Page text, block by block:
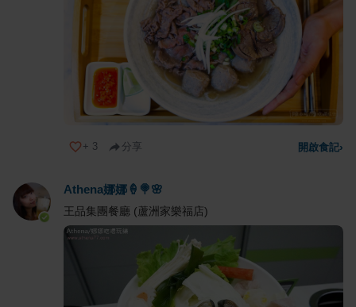
+ 3 分享 開啟食記›
Athena娜娜🍦🍭🌸
王品集團餐廳 (蘆洲家樂福店)